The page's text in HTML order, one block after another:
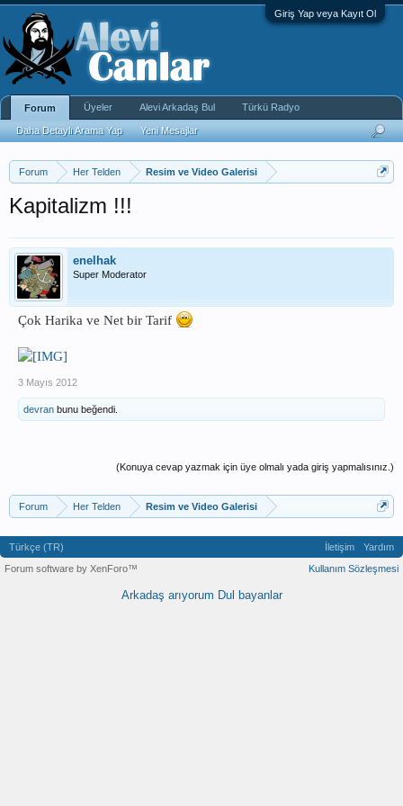
Giriş Yap veya Kayıt Ol
Forum Her Telden Resim ve Video Galerisi
Kapitalizm !!!
enelhak
Super Moderator
Çok Harika ve Net bir Tarif
3 Mayıs 2012
devran bunu beğendi.
(Konuya cevap yazmak için üye olmalı yada giriş yapmalısınız.)
Forum Her Telden Resim ve Video Galerisi
Forum
Daha Detaylı Arama Yap Yeni Mesajlar
Üyeler Alevi Arkadaş Bul Türkü Radyo
Türkçe (TR) İletişim
Yardım
Kullanım Sözleşmesi
Forum software by XenForo™
Arkadaş arıyorum Dul bayanlar